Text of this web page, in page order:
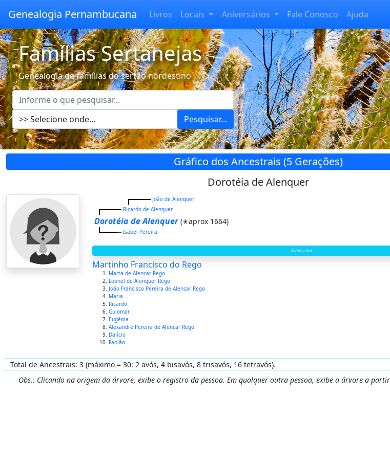
Genealogia Pernambucana Livros Locais Aniversários Fale Conosco Ajuda
Famílias Sertanejas
Genealogia de famílias do sertão nordestino
Pesquisar...
Gráfico dos Ancestrais (5 Gerações)
Dorotéia de Alenquer
João de Alenquer
Ricardo de Alenquer
Dorotéia de Alenquer(✭aprox 1664)
Isabel Pereira
Filhos com
Martinho Francisco do Rego
Marta de Alencar Rego
Leonel de Alenquer Rego
João Francisco Pereira de Alencar Rego
Maria
Ricardo
Guiomar
Eugênia
Alexandre Pereira de Alencar Rego
Dalício
Fabião
Total de Ancestrais: 3 (máximo = 30: 2 avós, 4 bisavós, 8 trisavós, 16 tetravós).
Obs.: Clicando na origem da árvore, exibe o registro da pessoa. Em qualquer outra pessoa, exibe a árvore a